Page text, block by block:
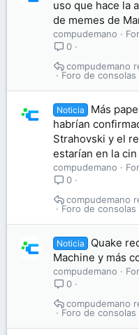
uso que hace la
de memes de
compudemano
0
Foro de
compudemano
Noticia
Más
habrían
Strahovski y el
estarían en la cin
compudemano
0
Foro de
compudemano
Noticia
Quake
Machine y más
compudemano
0
Foro de
compudemano